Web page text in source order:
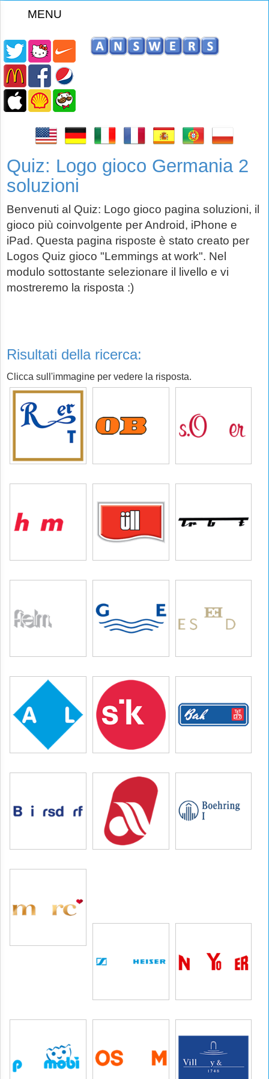
MENU
Quiz: Logo gioco Germania 2
soluzioni
Benvenuti al Quiz: Logo gioco pagina soluzioni, il
gioco più coinvolgente per Android, iPhone e
iPad. Questa pagina risposte è stato creato per
Logos Quiz gioco "Lemmings at work". Nel
modulo sottostante selezionare il livello e vi
mostreremo la risposta :)
Risultati della ricerca:
Clicca sull'immagine per vedere la risposta.